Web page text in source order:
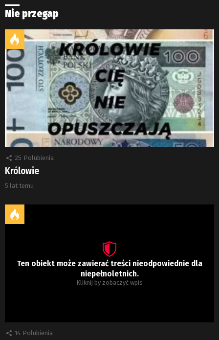
Nie przegap
25 Polubienia
Królowie
5 lat temu
Ten obiekt może zawierać treści nieodpowiednie dla
niepełnoletnich.
Kliknij by zobaczyć wpis
14 Polubienia